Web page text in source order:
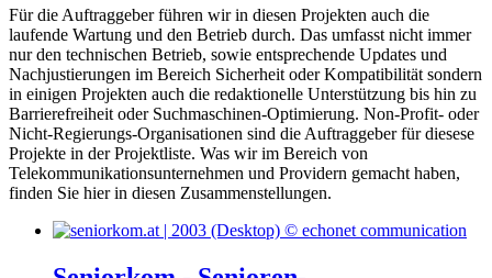
Für die Auftraggeber führen wir in diesen Projekten auch die
laufende Wartung und den Betrieb durch. Das umfasst nicht immer
nur den technischen Betrieb, sowie entsprechende Updates und
Nachjustierungen im Bereich Sicherheit oder Kompatibilität sondern
in einigen Projekten auch die redaktionelle Unterstützung bis hin zu
Barrierefreiheit oder Suchmaschinen-Optimierung. Non-Profit- oder
Nicht-Regierungs-Organisationen sind die Auftraggeber für diesese
Projekte in der Projektliste. Was wir im Bereich von
Telekommunikationsunternehmen und Providern gemacht haben,
finden Sie hier in diesen Zusammenstellungen.